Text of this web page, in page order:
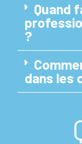
Quand
?
dans les